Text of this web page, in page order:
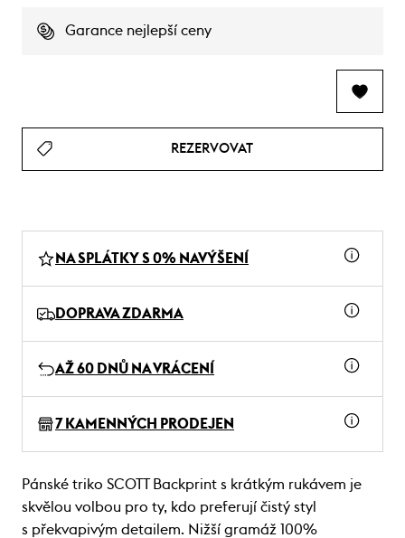
Garance nejlepší ceny
REZERVOVAT
NA SPLÁTKY S 0% NAVÝŠENÍ
DOPRAVA ZDARMA
AŽ 60 DNŮ NA VRÁCENÍ
7 KAMENNÝCH PRODEJEN
Pánské triko SCOTT Backprint s krátkým rukávem je
skvělou volbou pro ty, kdo preferují čistý styl
s překvapivým detailem. Nižší gramáž 100%